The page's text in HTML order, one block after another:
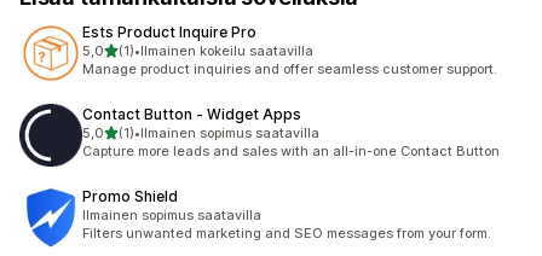
Ests Product Inquire Pro
5,0/ 5 tähteä
(1)
1 arvostelua yhteensä
•Ilmainen kokeilu saatavilla
Manage product inquiries and offer seamless customer support.
Contact Button ‑ Widget Apps
5,0/ 5 tähteä
(1)
1 arvostelua yhteensä
•Ilmainen sopimus saatavilla
Capture more leads and sales with an all-in-one Contact Button
Promo Shield
Ilmainen sopimus saatavilla
Filters unwanted marketing and SEO messages from your form.